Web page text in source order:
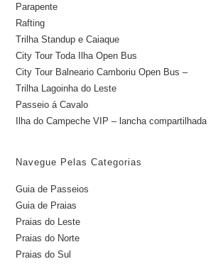
Parapente
Rafting
Trilha Standup e Caiaque
City Tour Toda Ilha Open Bus
City Tour Balneario Camboriu Open Bus –
Trilha Lagoinha do Leste
Passeio á Cavalo
Ilha do Campeche VIP – lancha compartilhada
Navegue Pelas Categorias
Guia de Passeios
Guia de Praias
Praias do Leste
Praias do Norte
Praias do Sul